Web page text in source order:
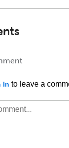
In to leave a